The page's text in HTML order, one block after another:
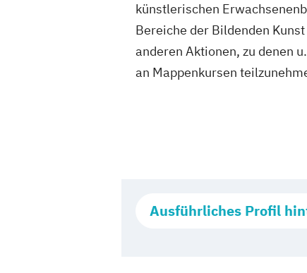
künstlerischen
Bereiche der Bildenden
anderen Aktionen, zu denen
an Mappenkursen
Ausführliches Profil